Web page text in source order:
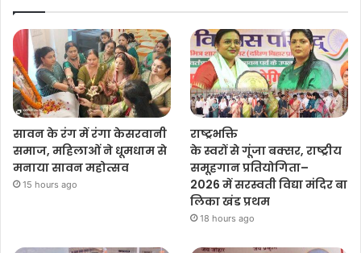
सावन के रंग में रंगा केसरवानी
समाज, महिलाओं ने धूमधाम से
मनाया सावन महोत्सव
15 hours ago
राष्ट्रभक्ति
के स्वरों से गूंजा बक्सर, राष्ट्रीय
समूहगान प्रतियोगिता–
2026 में सरस्वती विद्या मंदिर बा
लिका खंड प्रथम
18 hours ago